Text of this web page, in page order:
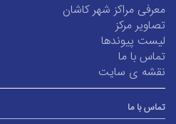
معرفی مراکز شهر کاشان
تصاویر مرکز
لیست پیوند‌ها
تماس با ما
نقشه ی سایت
تماس با ما